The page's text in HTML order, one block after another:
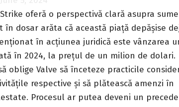
oferă o perspectivă clară asupra
dosar arăta că această piață depășise
în acțiunea juridică este vânzarea
în 2024, la prețul de un milion de dolari.
oblige Valve să înceteze practicile
respective și să plătească amenzi în
Procesul ar putea deveni un